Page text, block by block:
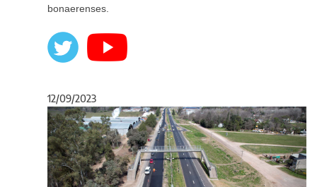
bonaerenses.
12/09/2023
Anterior